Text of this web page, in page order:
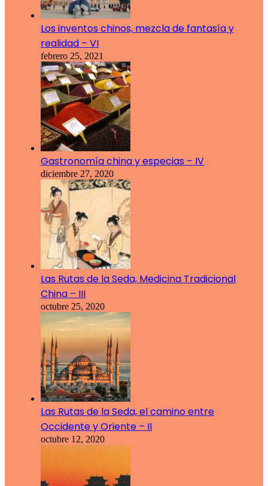
Los inventos chinos, mezcla de fantasía y
realidad – VI
febrero 25, 2021
Gastronomía china y especias – IV
diciembre 27, 2020
Las Rutas de la Seda, Medicina Tradicional
China – III
octubre 25, 2020
Las Rutas de la Seda, el camino entre
Occidente y Oriente – II
octubre 12, 2020